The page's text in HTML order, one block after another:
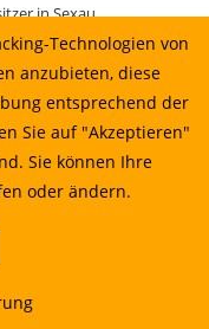
in Sexau
in Sölden
in Stegen
in Weisweil
prüfen lassen
Planung,
Wirtschaftlichkeit
Wirtschaftlichkeit
prüfen
Technologien von
anzubieten, diese
entsprechend der
Sie auf "Akzeptieren"
Sie können Ihre
oder ändern.